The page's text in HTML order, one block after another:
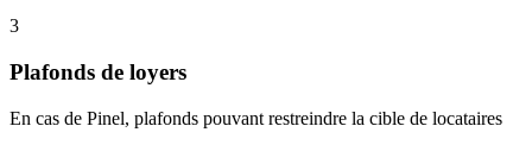
3
Plafonds de loyers
En cas de Pinel, plafonds pouvant restreindre la cible de locataires